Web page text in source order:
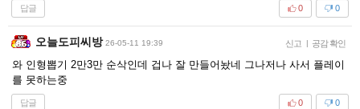
답글 0
0
오늘도피씨방 26-05-11 19:39 신고 | 공감 확인
와 인형뽑기 2만3만 순삭인데 겁나 잘 만들어놨네 그나저나 사서 플레이
를 못하는중
답글 0
0